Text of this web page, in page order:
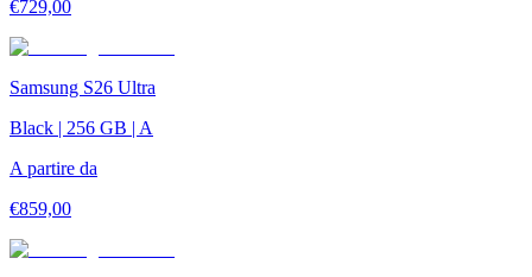
€729,00
Samsung S26 Ultra
Black | 256 GB | A
A partire da
€859,00